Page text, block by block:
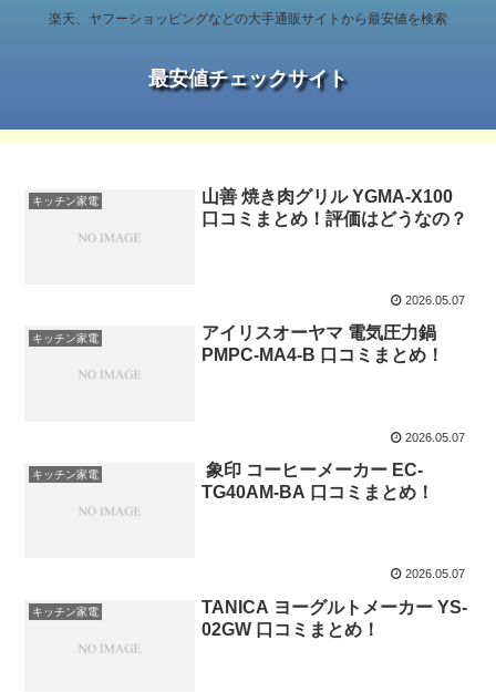
楽天、ヤフーショッピングなどの大手通販サイトから最安値を検索
最安値チェックサイト
キッチン家電
山善 焼き肉グリル YGMA-X100
口コミまとめ！評価はどうなの？
2026.05.07
キッチン家電
アイリスオーヤマ 電気圧力鍋
PMPC-MA4-B 口コミまとめ！
2026.05.07
キッチン家電
象印 コーヒーメーカー EC-
TG40AM-BA 口コミまとめ！
2026.05.07
キッチン家電
TANICA ヨーグルトメーカー YS-
02GW 口コミまとめ！